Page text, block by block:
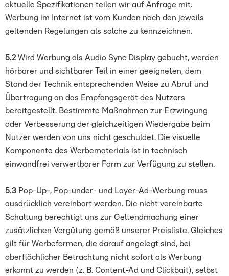
aktuelle Spezifikationen teilen wir auf Anfrage mit.
Werbung im Internet ist vom Kunden nach den jeweils
geltenden Regelungen als solche zu kennzeichnen.
5.2Wird Werbung als Audio Sync Display gebucht, werden
hörbarer und sichtbarer Teil in einer geeigneten, dem
Stand der Technik entsprechenden Weise zu Abruf und
Übertragung an das Empfangsgerät des Nutzers
bereitgestellt. Bestimmte Maßnahmen zur Erzwingung
oder Verbesserung der gleichzeitigen Wiedergabe beim
Nutzer werden von uns nicht geschuldet. Die visuelle
Komponente des Werbematerials ist in technisch
einwandfrei verwertbarer Form zur Verfügung zu stellen.
5.3 Pop-Up-, Pop-under- und Layer-Ad-Werbung muss
ausdrücklich vereinbart werden. Die nicht vereinbarte
Schaltung berechtigt uns zur Geltendmachung einer
zusätzlichen Vergütung gemäß unserer Preisliste. Gleiches
gilt für Werbeformen, die darauf angelegt sind, bei
oberflächlicher Betrachtung nicht sofort als Werbung
erkannt zu werden (z. B. Content-Ad und Clickbait), selbst